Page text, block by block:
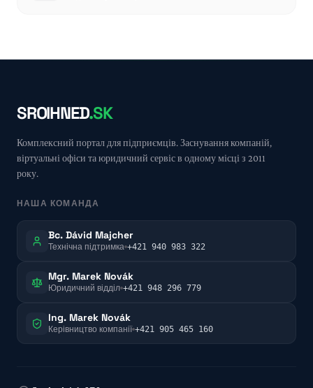
SROIHNED.SK
Комплексний портал для підприємців. Заснування компаній,
віртуальні офіси та юридичний сервіс в одному місці з 2011
року.
НАША КОМАНДА
Bc. Dávid Majcher
Технічна підтримка +421 940 983 322
Mgr. Marek Novák
Юридичний відділ +421 948 296 779
Ing. Marek Novák
Керівництво компанії +421 905 465 160